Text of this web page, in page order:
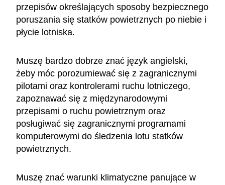
przepisów określających sposoby bezpiecznego
poruszania się statków powietrznych po niebie i
płycie lotniska.
Muszę bardzo dobrze znać język angielski,
żeby móc porozumiewać się z zagranicznymi
pilotami oraz kontrolerami ruchu lotniczego,
zapoznawać się z międzynarodowymi
przepisami o ruchu powietrznym oraz
posługiwać się zagranicznymi programami
komputerowymi do śledzenia lotu statków
powietrznych.
Muszę znać warunki klimatyczne panujące w